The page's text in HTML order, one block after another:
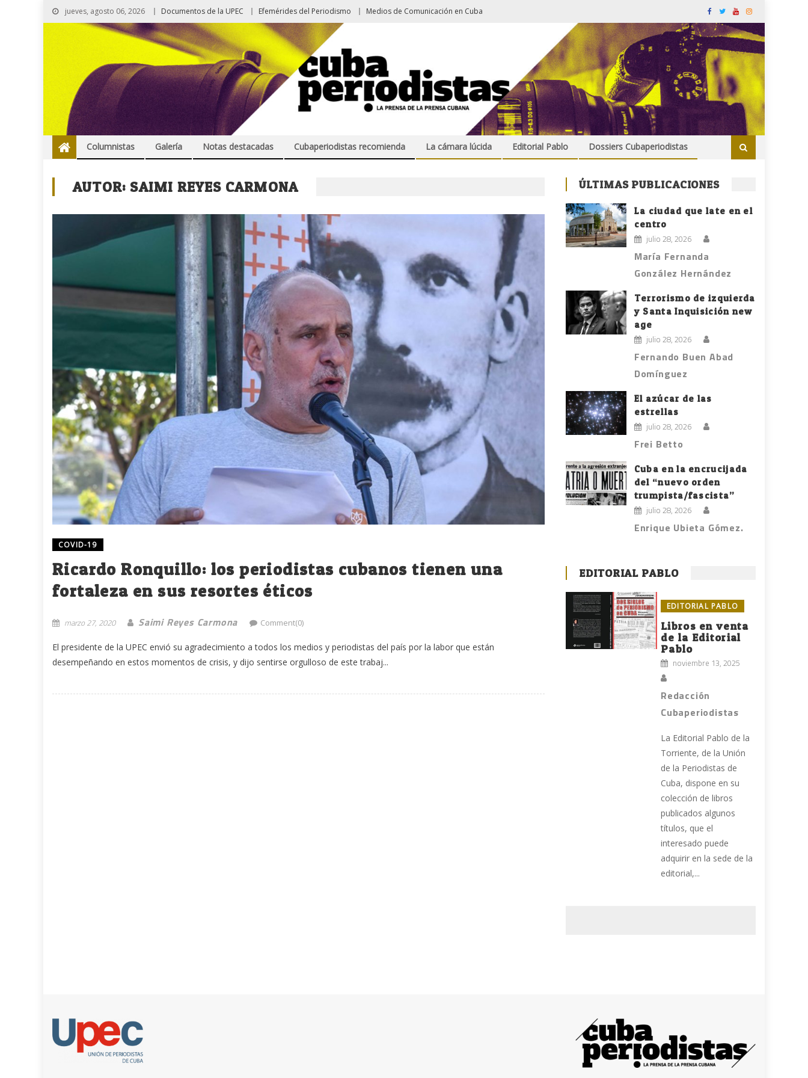
jueves, agosto 06, 2026 Documentos de la UPEC Efemérides del Periodismo Medios de Comunicación en Cuba
Columnistas Galería Notas destacadas Cubaperiodistas recomienda La cámara lúcida Editorial Pablo Dossiers Cubaperiodistas
AUTOR: SAIMI REYES CARMONA
COVID-19
Ricardo Ronquillo: los periodistas cubanos tienen una
fortaleza en sus resortes éticos
marzo 27, 2020 Saimi Reyes Carmona Comment(0)
El presidente de la UPEC envió su agradecimiento a todos los medios y periodistas del país por la labor que están
desempeñando en estos momentos de crisis, y dijo sentirse orgulloso de este trabaj...
ÚLTIMAS PUBLICACIONES
La ciudad que late en el
centro
julio 28, 2026
María Fernanda
González Hernández
Terrorismo de izquierda
y Santa Inquisición new
age
julio 28, 2026
Fernando Buen Abad
Domínguez
El azúcar de las
estrellas
julio 28, 2026
Frei Betto
Cuba en la encrucijada
del “nuevo orden
trumpista/fascista”
julio 28, 2026
Enrique Ubieta Gómez.
EDITORIAL PABLO
EDITORIAL PABLO
Libros en venta
de la Editorial
Pablo
noviembre 13, 2025
Redacción
Cubaperiodistas
La Editorial Pablo de la
Torriente, de la Unión
de la Periodistas de
Cuba, dispone en su
colección de libros
publicados algunos
títulos, que el
interesado puede
adquirir en la sede de la
editorial,...